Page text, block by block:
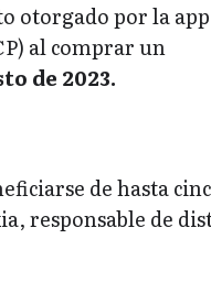
otorgado por la
al comprar un
de 2023.
de hasta
responsable de